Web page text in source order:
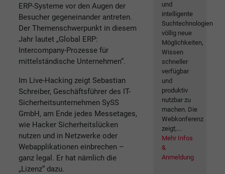
ERP-Systeme vor den Augen der
Besucher gegeneinander antreten.
Der Themenschwerpunkt in diesem
Jahr lautet „Global ERP:
Intercompany-Prozesse für
mittelständische Unternehmen“.
Im Live-Hacking zeigt Sebastian
Schreiber, Geschäftsführer des IT-
Sicherheitsunternehmen SySS
GmbH, am Ende jedes Messetages,
wie Hacker Sicherheitslücken
nutzen und in Netzwerke oder
Webapplikationen einbrechen –
ganz legal. Er hat nämlich die
„Lizenz“ dazu.
und
intelligente
Suchtechnologien
völlig neue
Möglichkeiten,
Wissen
schneller
verfügbar
und
produktiv
nutzbar zu
machen. Die
Webkonferenz
zeigt,...
Mehr Infos
&
Anmeldung